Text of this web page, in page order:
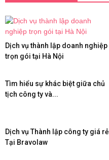
Dịch vụ thành lập doanh nghiệp
trọn gói tại Hà Nội
Tìm hiểu sự khác biệt giữa chủ
tịch công ty và...
Dịch vụ Thành lập công ty giá rẻ
Tại Bravolaw